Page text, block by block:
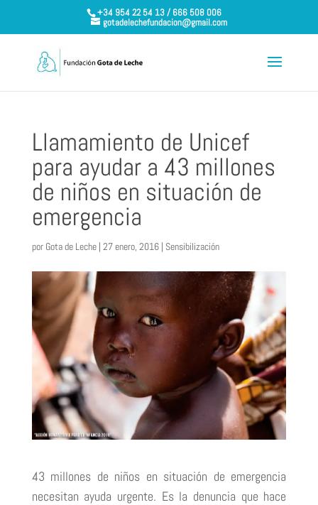
+34 954 22 54 13 / 666 508 006
gotadelechefundacion@gmail.com
Llamamiento de Unicef
para ayudar a 43 millones
de niños en situación de
emergencia
por Gota de Leche| 27 enero, 2016| Sensibilización
43 millones de niños en situación de emergencia
necesitan ayuda urgente. Es la denuncia que hace